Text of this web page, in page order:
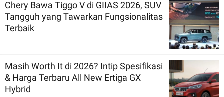
Chery Bawa Tiggo V di GIIAS 2026, SUV
Tangguh yang Tawarkan Fungsionalitas
Terbaik
Masih Worth It di 2026? Intip Spesifikasi
& Harga Terbaru All New Ertiga GX
Hybrid